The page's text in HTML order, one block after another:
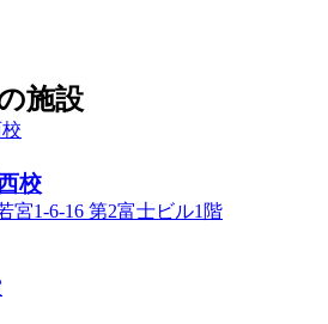
施設
校
宮1-6-16 第2富士ビル1階